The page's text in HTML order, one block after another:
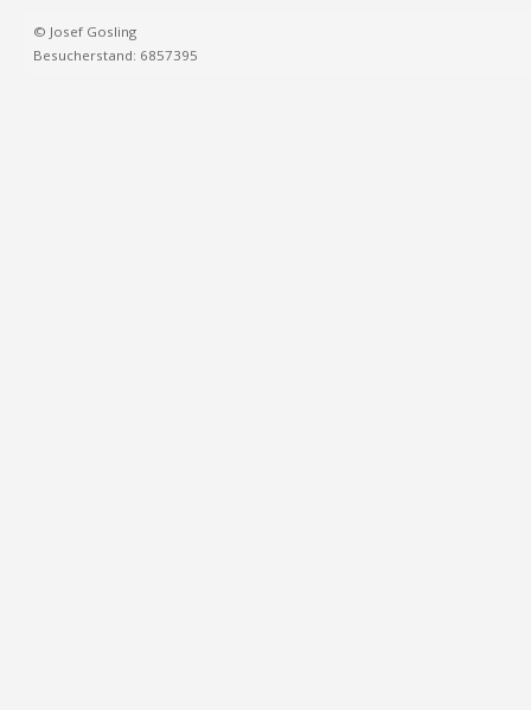
© Josef Gosling
Besucherstand: 6857395